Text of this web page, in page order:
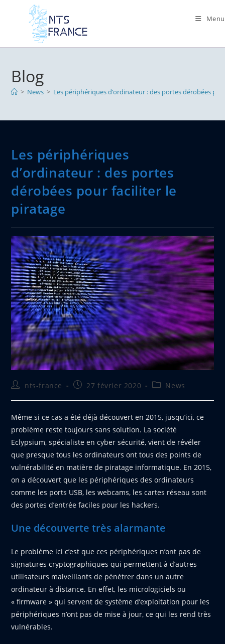
Menu
Blog
> News > Les périphériques d’ordinateur : des portes dérobées
Les périphériques
d’ordinateur : des portes
dérobées pour faciliter le
piratage
Auteur/autrice
la
publication :
nts-france
Publication
27 février 2020
PostNews
Même si ce cas a été déjà découvert en 2015, jusqu’ici, ce
problème reste toujours sans solution. La société
Eclypsium, spécialiste en cyber sécurité, vient de révéler
que presque tous les ordinateurs ont tous des points de
vulnérabilité en matière de piratage informatique. En 2015,
on a découvert que les périphériques des ordinateurs
comme les ports USB, les webcams, les cartes réseau sont
des portes d’entrée faciles pour les hackers.
Une découverte très alarmante
Le problème ici c’est que ces périphériques n’ont pas de
signatures cryptographiques qui permettent à d’autres
utilisateurs malveillants de pénétrer dans un autre
ordinateur à distance. En effet, les micrologiciels ou
« firmware » qui servent de système d’exploitation pour les
périphériques n’ont pas de mise à jour, ce qui les rend très
vulnérables.